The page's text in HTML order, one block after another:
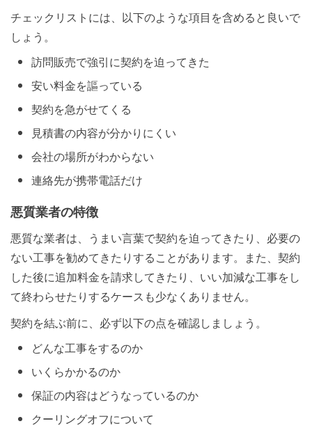
チェックリストには、以下のような項目を含めると良いで
しょう。
訪問販売で強引に契約を迫ってきた
安い料金を謳っている
契約を急がせてくる
見積書の内容が分かりにくい
会社の場所がわからない
連絡先が携帯電話だけ
悪質業者の特徴
悪質な業者は、うまい言葉で契約を迫ってきたり、必要の
ない工事を勧めてきたりすることがあります。また、契約
した後に追加料金を請求してきたり、いい加減な工事をし
て終わらせたりするケースも少なくありません。
契約を結ぶ前に、必ず以下の点を確認しましょう。
どんな工事をするのか
いくらかかるのか
保証の内容はどうなっているのか
クーリングオフについて